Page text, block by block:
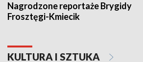
Nagrodzone reportaże Brygidy
Frosztęgi-Kmiecik
KULTURA I SZTUKA